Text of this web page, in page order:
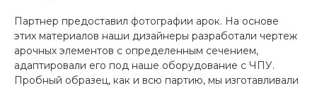
Партнер предоставил фотографии арок. На основе
этих материалов наши дизайнеры разработали чертеж
арочных элементов с определенным сечением,
адаптировали его под наше оборудование с ЧПУ.
Пробный образец, как и всю партию, мы изготавливали